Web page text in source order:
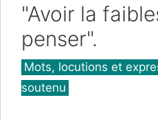
"Avoir la
penser".
Catégories
Mots, locutions et
soutenu